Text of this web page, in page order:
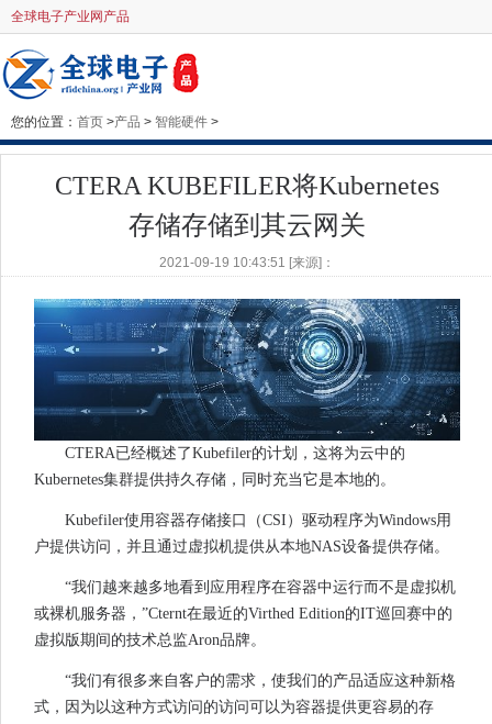
全球电子产业网产品
您的位置： 首页 >产品 > 智能硬件 >
CTERA KUBEFILER将Kubernetes
存储存储到其云网关
2021-09-19 10:43:51 [来源]：
CTERA已经概述了Kubefiler的计划，这将为云中的
Kubernetes集群提供持久存储，同时充当它是本地的。
Kubefiler使用容器存储接口（CSI）驱动程序为Windows用
户提供访问，并且通过虚拟机提供从本地NAS设备提供存储。
“我们越来越多地看到应用程序在容器中运行而不是虚拟机
或裸机服务器，”Cternt在最近的Virthed Edition的IT巡回赛中的
虚拟版期间的技术总监Aron品牌。
“我们有很多来自客户的需求，使我们的产品适应这种新格
式，因为以这种方式访问​​的访问可以为容器提供更容易的存